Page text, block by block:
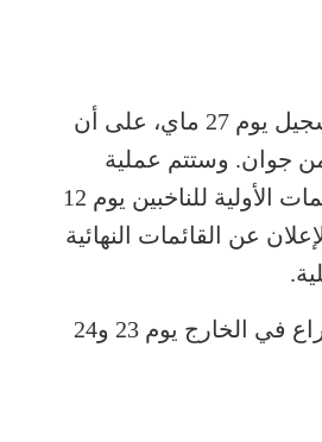
ستنطلق عملية التسجيل يوم 27 ماي، على أن
جوان. وستتم عملية
الاعتراض على القائمات الأولية للناخبين يوم 12
عن القائمات النهائية
وتنطلق عملية الاقتراع في الخارج يوم 23 و24